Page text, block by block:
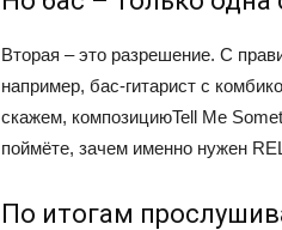
Вторая – это разрешение. С
например, бас-гитарист с
скажем, композициюTell Me
поймёте, зачем именно нужен
По итогам